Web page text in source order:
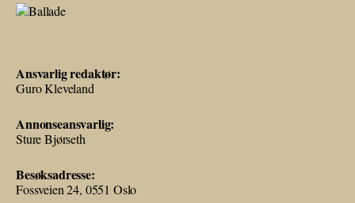
Ansvarlig redaktør:
Guro Kleveland
Annonseansvarlig:
Sture Bjørseth
Besøksadresse:
Fossveien 24, 0551 Oslo